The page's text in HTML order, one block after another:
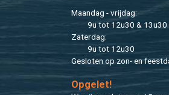
Maan­dag - vrij­dag:
9u tot 12u30 &
Za­ter­dag:
9u tot 12u30
Ge­slo­ten op zon- en
Op­ge­let!